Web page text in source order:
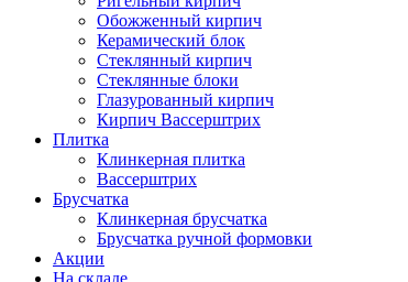
Обожженный кирпич
Керамический блок
Стеклянный кирпич
Стеклянные блоки
Глазурованный кирпич
Кирпич Вассерштрих
Плитка
Клинкерная плитка
Вассерштрих
Брусчатка
Клинкерная брусчатка
Брусчатка ручной формовки
Акции
На складе